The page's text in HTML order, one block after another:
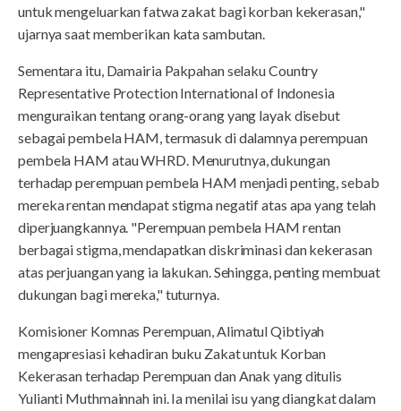
untuk mengeluarkan fatwa zakat bagi korban kekerasan,"
ujarnya saat memberikan kata sambutan.
Sementara itu, Damairia Pakpahan selaku Country
Representative Protection International of Indonesia
menguraikan tentang orang-orang yang layak disebut
sebagai pembela HAM, termasuk di dalamnya perempuan
pembela HAM atau WHRD. Menurutnya, dukungan
terhadap perempuan pembela HAM menjadi penting, sebab
mereka rentan mendapat stigma negatif atas apa yang telah
diperjuangkannya. "Perempuan pembela HAM rentan
berbagai stigma, mendapatkan diskriminasi dan kekerasan
atas perjuangan yang ia lakukan. Sehingga, penting membuat
dukungan bagi mereka," tuturnya.
Komisioner Komnas Perempuan, Alimatul Qibtiyah
mengapresiasi kehadiran buku Zakat untuk Korban
Kekerasan terhadap Perempuan dan Anak yang ditulis
Yulianti Muthmainnah ini. Ia menilai isu yang diangkat dalam